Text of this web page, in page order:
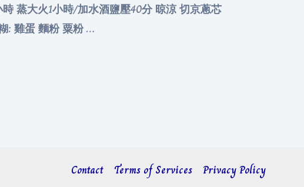
蒸大火1小時/加水酒鹽壓40分 晾涼 切京蔥芯
: 雞蛋 麵粉 粟粉 …
Contact Terms of Services Privacy Policy